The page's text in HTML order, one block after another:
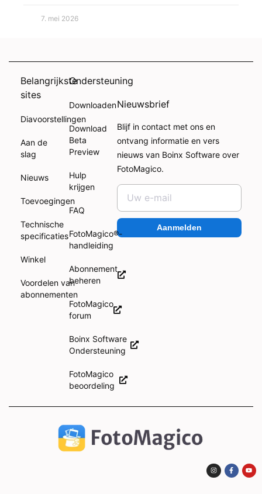
7. mei 2026
Belangrijkste
sites
Diavoorstellingen
Aan de
slag
Nieuws
Toevoegingen
Technische
specificaties
Winkel
Voordelen van
abonnementen
Ondersteuning
Downloaden
Download
Beta
Preview
Hulp
krijgen
FAQ
FotoMagico®-
handleiding
Abonnement
beheren
FotoMagico
forum
Boinx Software
Ondersteuning
FotoMagico
beoordeling
Nieuwsbrief
Blijf in contact met ons en
ontvang informatie en vers
nieuws van Boinx Software over
FotoMagico.
Aanmelden